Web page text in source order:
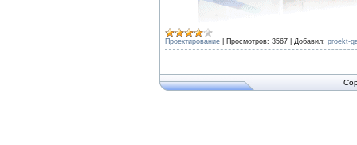
Проектирование Просмотров: 3567 Добавил: proekt-